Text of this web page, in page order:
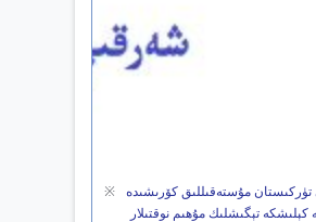
مۇستەقىللىق كۆرىشىدە
كېلىشكە تېگىشلىك مۇھىم نوقتىلار
※